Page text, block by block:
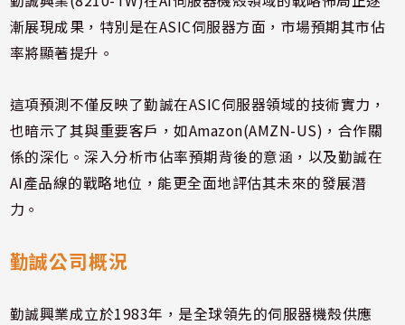
漸展現成果，特別是在ASIC伺服器方面，市場預期其市佔
率將顯著提升。
這項預測不僅反映了勤誠在ASIC伺服器領域的技術實力，
也暗示了其與重要客戶，如Amazon(AMZN-US)，合作關
係的深化。深入分析市佔率預期背後的意涵，以及勤誠在
AI產品線的戰略地位，能更全面地評估其未來的發展潛
力。
勤誠公司概況
勤誠興業成立於1983年，是全球領先的伺服器機殼供應